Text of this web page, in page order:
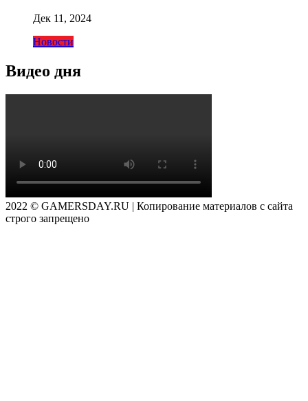
Дек 11, 2024
Новости
Видео дня
2022 © GAMERSDAY.RU | Копирование материалов с сайта
строго запрещено